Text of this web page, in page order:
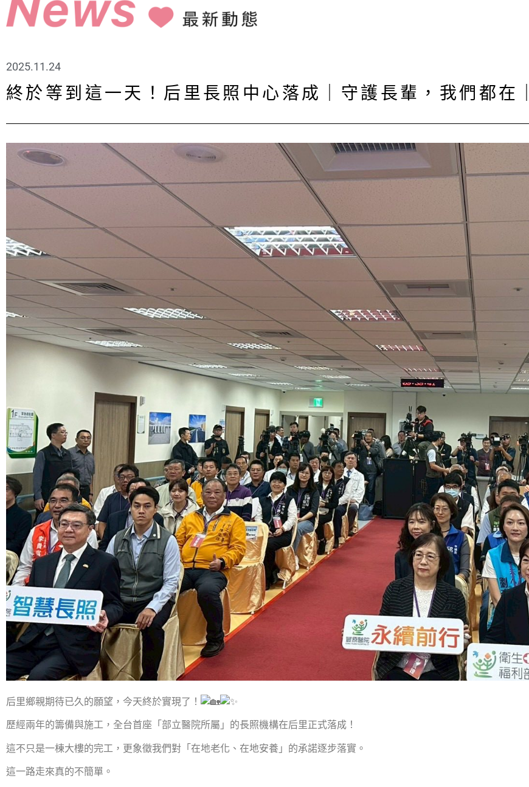
2025.11.24
終於等到這一天！后里長照中心落成｜守護長輩，我們都在｜
后里鄉親期待已久的願望，今天終於實現了！
歷經兩年的籌備與施工，全台首座「部立醫院所屬」的長照機構在后里正式落成！
這不只是一棟大樓的完工，更象徵我們對「在地老化、在地安養」的承諾逐步落實。
這一路走來真的不簡單。